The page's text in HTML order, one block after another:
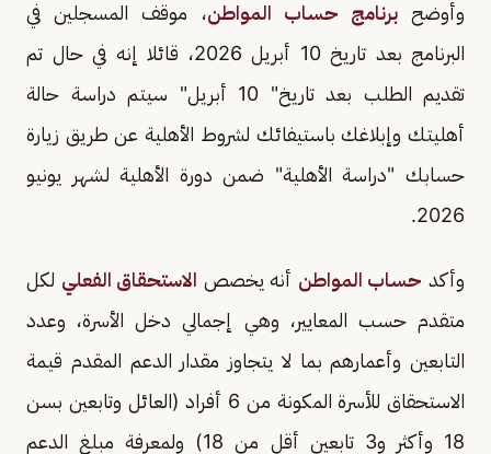
وأوضحبرنامج حساب المواطن، موقف المسجلين في
البرنامج بعد تاريخ 10 أبريل 2026، قائلا إنه في حال تم
تقديم الطلب بعد تاريخ" 10 أبريل" سيتم دراسة حالة
أهليتك وإبلاغك باستيفائك لشروط الأهلية عن طريق زيارة
حسابك "دراسة الأهلية" ضمن دورة الأهلية لشهر يونيو
2026.
وأكد حساب المواطن أنه يخصص الاستحقاق الفعلي لكل
متقدم حسب المعايير، وهي إجمالي دخل الأسرة، وعدد
التابعين وأعمارهم بما لا يتجاوز مقدار الدعم المقدم قيمة
الاستحقاق للأسرة المكونة من 6 أفراد (العائل وتابعين بسن
18 وأكثر و3 تابعين أقل من 18) ولمعرفة مبلغ الدعم